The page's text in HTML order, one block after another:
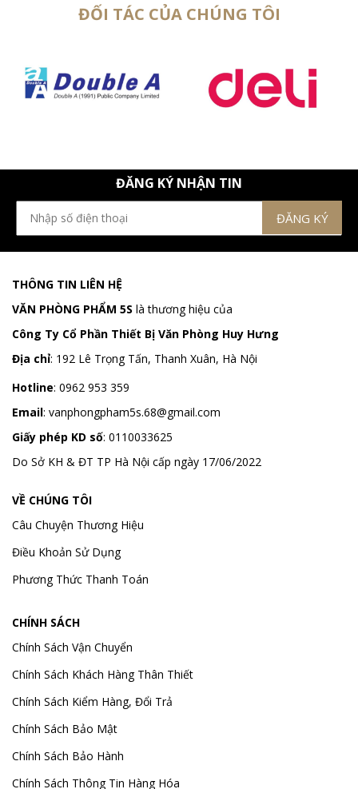
ĐỐI TÁC CỦA CHÚNG TÔI
ĐĂNG KÝ NHẬN TIN
THÔNG TIN LIÊN HỆ
VĂN PHÒNG PHẨM 5S là thương hiệu của
Công Ty Cổ Phần Thiết Bị Văn Phòng Huy Hưng
Địa chỉ: 192 Lê Trọng Tấn, Thanh Xuân, Hà Nội
Hotline: 0962 953 359
Email: vanphongpham5s.68@gmail.com
Giấy phép KD số: 0110033625
Do Sở KH & ĐT TP Hà Nội cấp ngày 17/06/2022
VỀ CHÚNG TÔI
Câu Chuyện Thương Hiệu
Điều Khoản Sử Dụng
Phương Thức Thanh Toán
CHÍNH SÁCH
Chính Sách Vận Chuyển
Chính Sách Khách Hàng Thân Thiết
Chính Sách Kiểm Hàng, Đổi Trả
Chính Sách Bảo Mật
Chính Sách Bảo Hành
Chính Sách Thông Tin Hàng Hóa